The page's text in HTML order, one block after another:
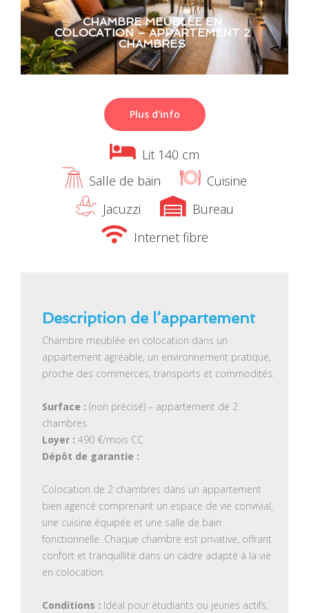
CHAMBRE MEUBLÉE EN
COLOCATION – APPARTEMENT 2
CHAMBRES
Plus d'info
Lit 140 cm
Salle de bain
Cuisine
Jacuzzi
Bureau
Internet fibre
Description de l’appartement
Chambre meublée en colocation dans un
appartement agréable, un environnement pratique,
proche des commerces, transports et commodités.
Surface : (non précisé) – appartement de 2
Loyer :
Dépôt de garantie :
Colocation de 2 chambres dans un appartement
bien agencé comprenant un espace de vie convivial,
une cuisine équipée et une salle de bain
fonctionnelle. Chaque chambre est privative, offrant
confort et tranquillité dans un cadre adapté à la vie
en colocation.
Conditions : Idéal pour étudiants ou jeunes actifs,